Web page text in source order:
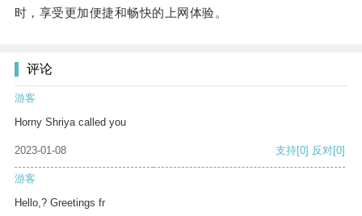
时，享受更加便捷和畅快的上网体验。
评论
游客
Horny Shriya called you
2023-01-08 支持[0] 反对[0]
游客
Hello,? Greetings fr